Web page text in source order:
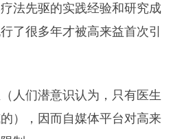
法先驱的实践经验和研究成
了很多年才被高来益首次引
人们潜意识认为，只有医生
），因而自媒体平台对高来